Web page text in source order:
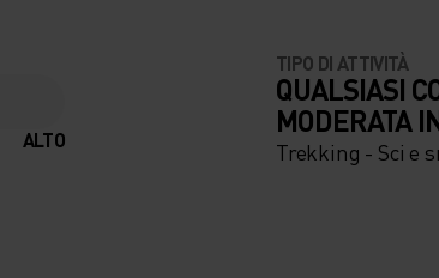
ALTO
TIPO DI ATTIVITÀ
QUALSIASI
MODERATA
Trekking - Sci e